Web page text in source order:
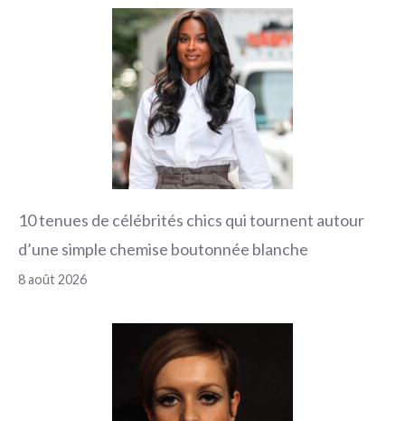
10 tenues de célébrités chics qui tournent autour
d’une simple chemise boutonnée blanche
8 août 2026